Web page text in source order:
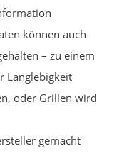
können auch
– zu einem
Langlebigkeit
oder Grillen wird
gemacht